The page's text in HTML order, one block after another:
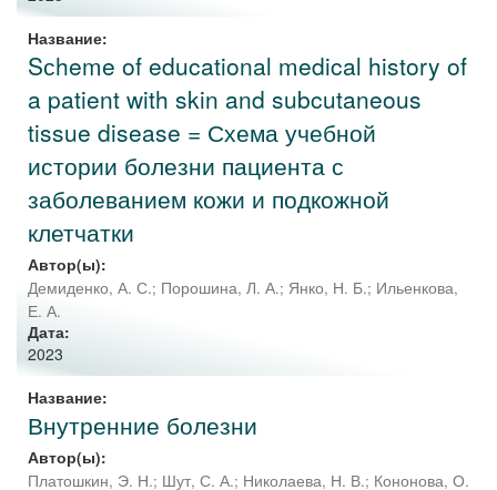
Название:
Sсheme of educational medical history of
a patient with skin and subcutaneous
tissue disease = Схема учебной
истории болезни пациента с
заболеванием кожи и подкожной
клетчатки
Автор(ы):
Демиденко, А. С.; Порошина, Л. А.; Янко, Н. Б.; Ильенкова,
Е. А.
Дата:
2023
Название:
Внутренние болезни
Автор(ы):
Платошкин, Э. Н.; Шут, С. А.; Николаева, Н. В.; Кононова, О.